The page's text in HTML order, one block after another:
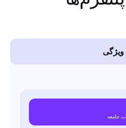
ویژگی
جامعه